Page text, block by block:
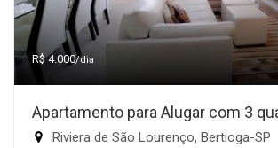
R$ 4.000/dia
Apartamento para Alugar com 3
Riviera de São Lourenço, Bertioga-SP